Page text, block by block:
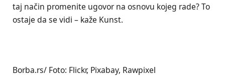
taj način promenite ugovor na osnovu kojeg rade? To
ostaje da se vidi – kaže Kunst.
Borba.rs/ Foto: Flickr, Pixabay, Rawpixel